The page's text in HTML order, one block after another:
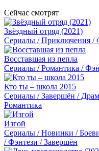
Сейчас смотрят
Звёздный отряд (2021)
Сериалы / Приключения /
Восставшая из пепла
Сериалы / Романтика /
Кто ты – школа 2015
Сериалы / Завершён /
Романтика
Изгой
Сериалы / Новинки /
/ Фэнтези / Завершён